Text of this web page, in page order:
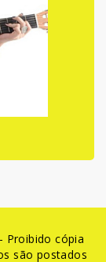
Proibido cópia